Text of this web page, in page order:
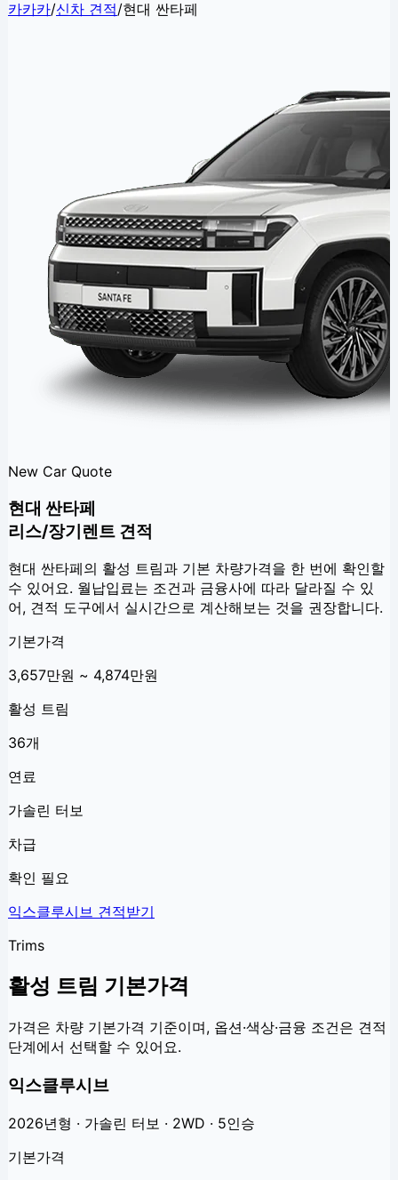
카카카/신차 견적/현대 싼타페
New Car Quote
현대 싼타페
리스/장기렌트 견적
현대 싼타페의 활성 트림과 기본 차량가격을 한 번에 확인할
수 있어요. 월납입료는 조건과 금융사에 따라 달라질 수 있
어, 견적 도구에서 실시간으로 계산해보는 것을 권장합니다.
기본가격
3,657만원 ~ 4,874만원
활성 트림
36개
연료
가솔린 터보
차급
확인 필요
익스클루시브 견적받기
Trims
활성 트림 기본가격
가격은 차량 기본가격 기준이며, 옵션·색상·금융 조건은 견적
단계에서 선택할 수 있어요.
익스클루시브
2026년형 · 가솔린 터보 · 2WD · 5인승
기본가격